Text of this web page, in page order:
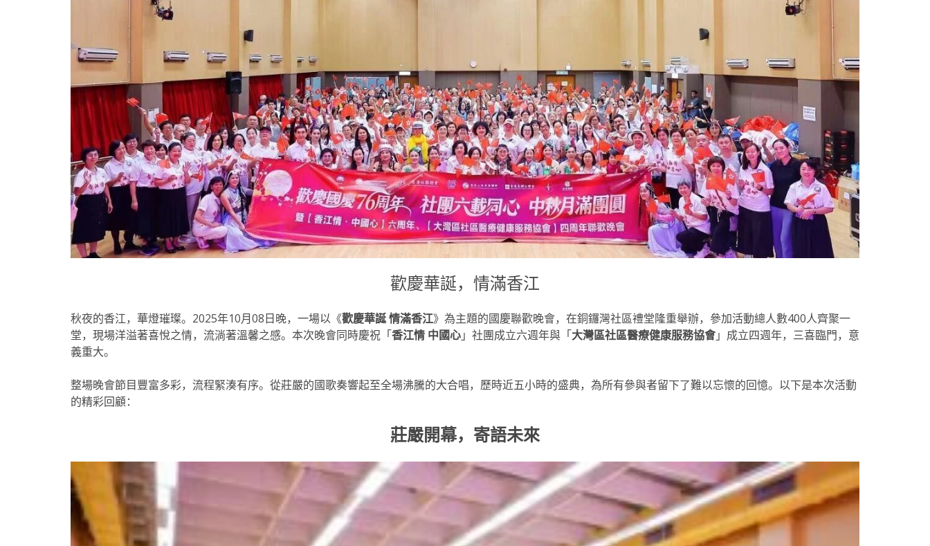
歡慶華誕，情滿香江
秋夜的香江，華燈璀璨。2025年10月08日晚，一場以《歡慶華誕 情滿香江》為主題的國慶聯歡晚會，在銅鑼灣社區禮堂隆重舉辦，參加活動總人數400人齊聚一
堂，現場洋溢著喜悅之情，流淌著溫馨之感。本次晚會同時慶祝「香江情 中國心」社團成立六週年與「大灣區社區醫療健康服務協會」成立四週年，三喜臨門，意
義重大。
整場晚會節目豐富多彩，流程緊湊有序。從莊嚴的國歌奏響起至全場沸騰的大合唱，歷時近五小時的盛典，為所有參與者留下了難以忘懷的回憶。以下是本次活動
的精彩回顧：
莊嚴開幕，寄語未來